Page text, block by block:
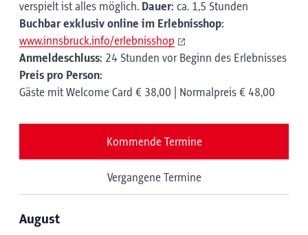
verspielt ist alles möglich. Dauer: ca. 1,5 Stunden
Buchbar exklusiv online im Erlebnisshop:
www.innsbruck.info/erlebnisshop
Anmeldeschluss: 24 Stunden vor Beginn des Erlebnisses
Preis pro Person:
Gäste mit Welcome Card € 38,00 | Normalpreis € 48,00
Kommende Termine
Vergangene Termine
August